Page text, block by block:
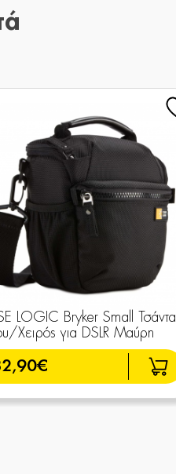
LOGIC Bryker Small Τσάντα
Χειρός για DSLR Μαύρη